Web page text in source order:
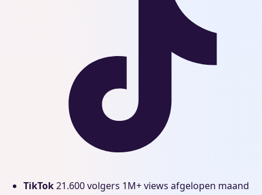
TikTok21.600 volgers 1M+ views afgelopen maand